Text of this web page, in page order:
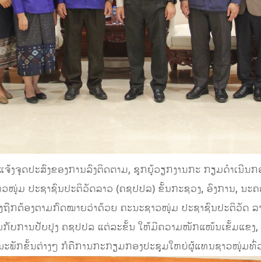
ງຈຸດປະສົງຂອງການລົງຕິດຕາມ, ຊຸກຍູ້ວຽກງານກະ ກຽມດຳເນີນ
ໜຸ່ມ ປະຊາຊົນປະຕິວັດລາວ (ຄຊປປລ) ຂັ້ນກະຊວງ, ອົງການ, ນະ
ຖືກຕ້ອງຕາມກົດໝາຍວ່າດ້ວຍ ຄະນະຊາວໜຸ່ມ ປະຊາຊົນປະຕິວັດ
ບການປັບປຸງ ຄຊປປລ ແຕ່ລະຂັ້ນ ໃຫ້ມີຄວາມໜັກແໜ້ນເຂັ້ມແຂງ,
ະພັກຂັ້ນຕ່າງໆ ກໍຄືການກະກຽມກອງປະຊຸມໃຫຍ່ຜູ້ແທນຊາວໜຸ່ມທົ່